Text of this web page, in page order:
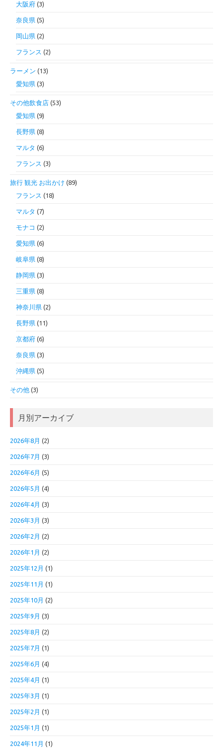
大阪府 (3)
奈良県 (5)
岡山県 (2)
フランス (2)
ラーメン (13)
愛知県 (3)
その他飲食店 (53)
愛知県 (9)
長野県 (8)
マルタ (6)
フランス (3)
旅行 観光 お出かけ (89)
フランス (18)
マルタ (7)
モナコ (2)
愛知県 (6)
岐阜県 (8)
静岡県 (3)
三重県 (8)
神奈川県 (2)
長野県 (11)
京都府 (6)
奈良県 (3)
沖縄県 (5)
その他 (3)
月別アーカイブ
2026年8月 (2)
2026年7月 (3)
2026年6月 (5)
2026年5月 (4)
2026年4月 (3)
2026年3月 (3)
2026年2月 (2)
2026年1月 (2)
2025年12月 (1)
2025年11月 (1)
2025年10月 (2)
2025年9月 (3)
2025年8月 (2)
2025年7月 (1)
2025年6月 (4)
2025年4月 (1)
2025年3月 (1)
2025年2月 (1)
2025年1月 (1)
2024年11月 (1)